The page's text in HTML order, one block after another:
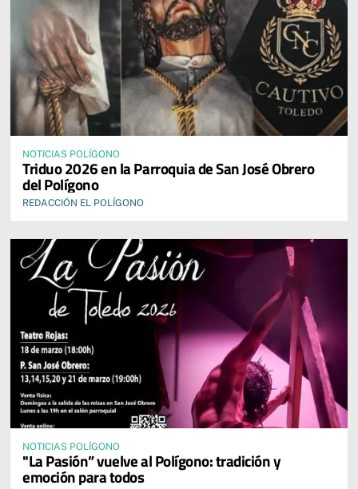
NOTICIAS POLÍGONO
Triduo 2026 en la Parroquia de San José Obrero
del Polígono
REDACCIÓN EL POLÍGONO
NOTICIAS POLÍGONO
"La Pasión” vuelve al Polígono: tradición y
emoción para todos